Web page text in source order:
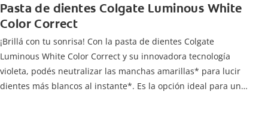
Pasta de dientes Colgate Luminous White
Color Correct
¡Brillá con tu sonrisa! Con la pasta de dientes Colgate
Luminous White Color Correct y su innovadora tecnología
violeta, podés neutralizar las manchas amarillas* para lucir
dientes más blancos al instante*. Es la opción ideal para una